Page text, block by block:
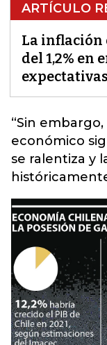
ARTÍCULO
La inflación
del 1,2% en
expectativas
“Sin
económico
se ralentiza y